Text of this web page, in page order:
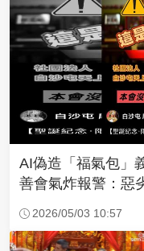
AI偽造「福氣包」
善會氣炸報警：惡
2026/05/03 10:57